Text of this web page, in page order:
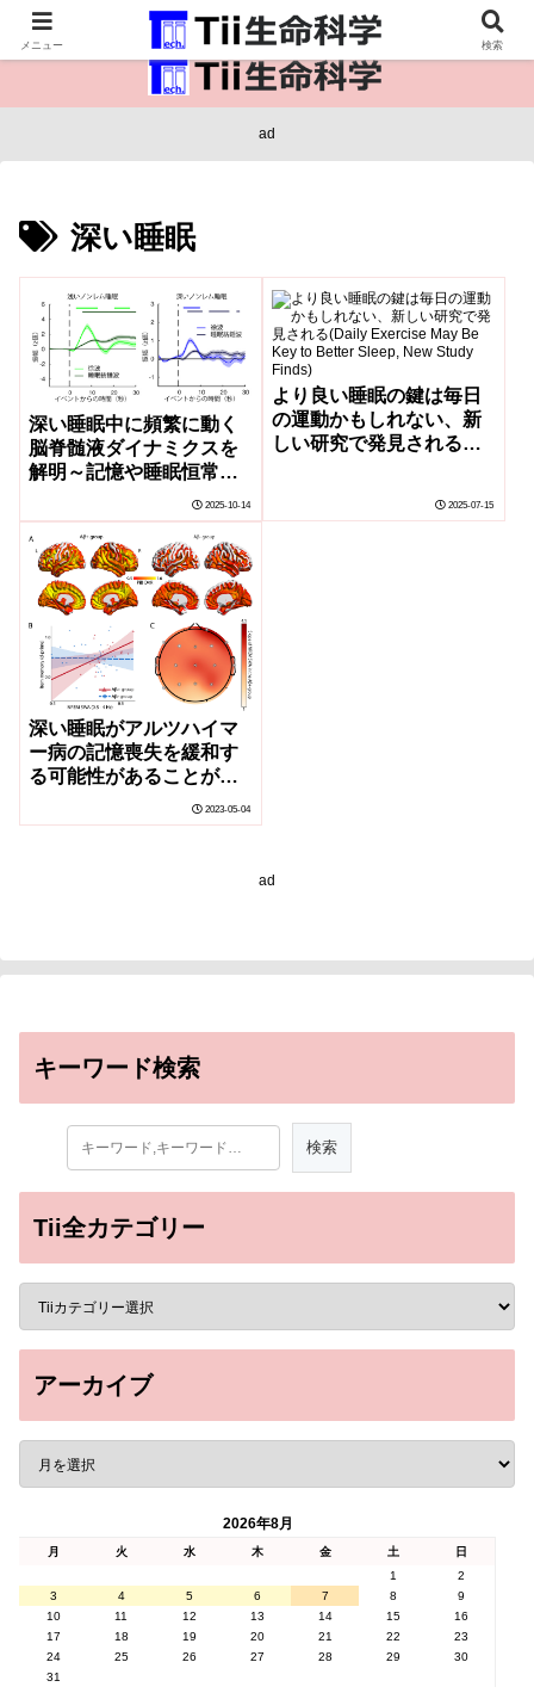
医療保健・生命・生物の情報インフラ。
ad
深い睡眠
深い睡眠中に頻繁に動く
脳脊髄液ダイナミクスを
解明～記憶や睡眠恒常性
などに重要な脳活動と同
期する脳脊髄液信号～
2025-10-14
より良い睡眠の鍵は毎日
の運動かもしれない、新
しい研究で発見される
Study Finds)
2025-07-15
深い睡眠がアルツハイマ
ー病の記憶喪失を緩和す
る可能性があることが判
明(Deep sleep may
mitigate Alzheimer’s
2023-05-04
ad
キーワード検索
Tii全カテゴリー
アーカイブ
2026年8月
月 火 水 木 金 土
日
1
2
3
4 5 6 7 8
9
10
11 12 13 14 15
16
17
18 19 20 21 22
23
24
25 26 27 28 29
30
31
メニュー 検索